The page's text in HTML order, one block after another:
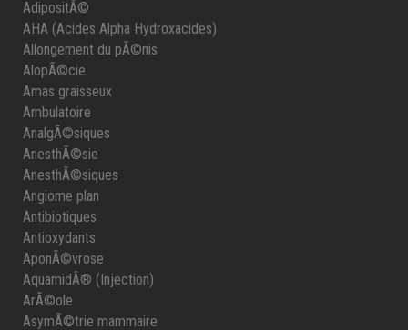
AdipositÃ©
AHA (Acides Alpha Hydroxacides)
Allongement du pÃ©nis
AlopÃ©cie
Amas graisseux
Ambulatoire
AnalgÃ©siques
AnesthÃ©sie
AnesthÃ©siques
Angiome plan
Antibiotiques
Antioxydants
AponÃ©vrose
AquamidÂ® (Injection)
ArÃ©ole
AsymÃ©trie mammaire